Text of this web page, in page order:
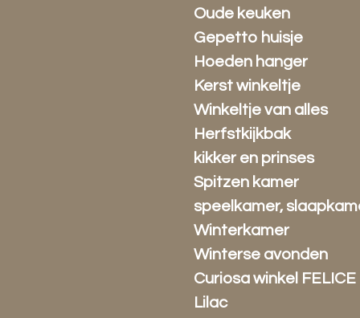
Oude keuken
Gepetto huisje
Hoeden hanger
Kerst winkeltje
Winkeltje van alles
Herfstkijkbak
kikker en prinses
Spitzen kamer
speelkamer,
Winterkamer
Winterse avonden
Curiosa winkel FELICE
Lilac